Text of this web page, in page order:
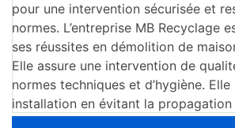
pour une intervention sécurisée et
normes. L’entreprise MB Recyclage
ses réussites en démolition de
Elle assure une intervention de
normes techniques et d’hygiène.
installation en évitant la propagation